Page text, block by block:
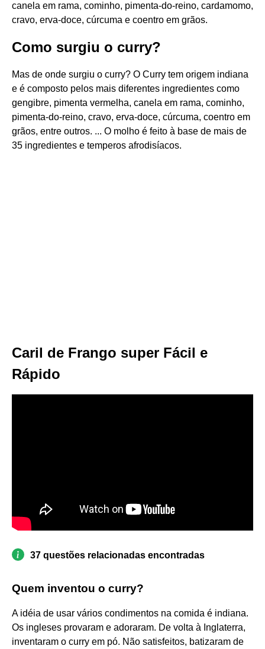
canela em rama, cominho, pimenta-do-reino, cardamomo,
cravo, erva-doce, cúrcuma e coentro em grãos.
Como surgiu o curry?
Mas de onde surgiu o curry? O Curry tem origem indiana
e é composto pelos mais diferentes ingredientes como
gengibre, pimenta vermelha, canela em rama, cominho,
pimenta-do-reino, cravo, erva-doce, cúrcuma, coentro em
grãos, entre outros. ... O molho é feito à base de mais de
35 ingredientes e temperos afrodisíacos.
Caril de Frango super Fácil e
Rápido
37 questões relacionadas encontradas
Quem inventou o curry?
A idéia de usar vários condimentos na comida é indiana.
Os ingleses provaram e adoraram. De volta à Inglaterra,
inventaram o curry em pó. Não satisfeitos, batizaram de